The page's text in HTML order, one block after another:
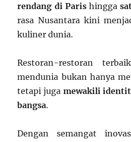
rendang di Parishingga
rasa Nusantara kini
kuliner dunia.
Restoran-restoran
mendunia bukan hanya
tetapi juga mewakili
bangsa.
Dengan semangat